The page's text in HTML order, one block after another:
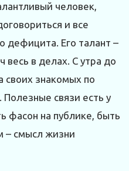
человек,
и все
дефицита. Его талант –
весь в делах. С утра до
своих знакомых по
связи есть у
фасон на публике, быть
– смысл жизни